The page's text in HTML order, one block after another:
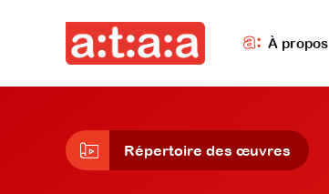
À propos
Répertoire des œuvres